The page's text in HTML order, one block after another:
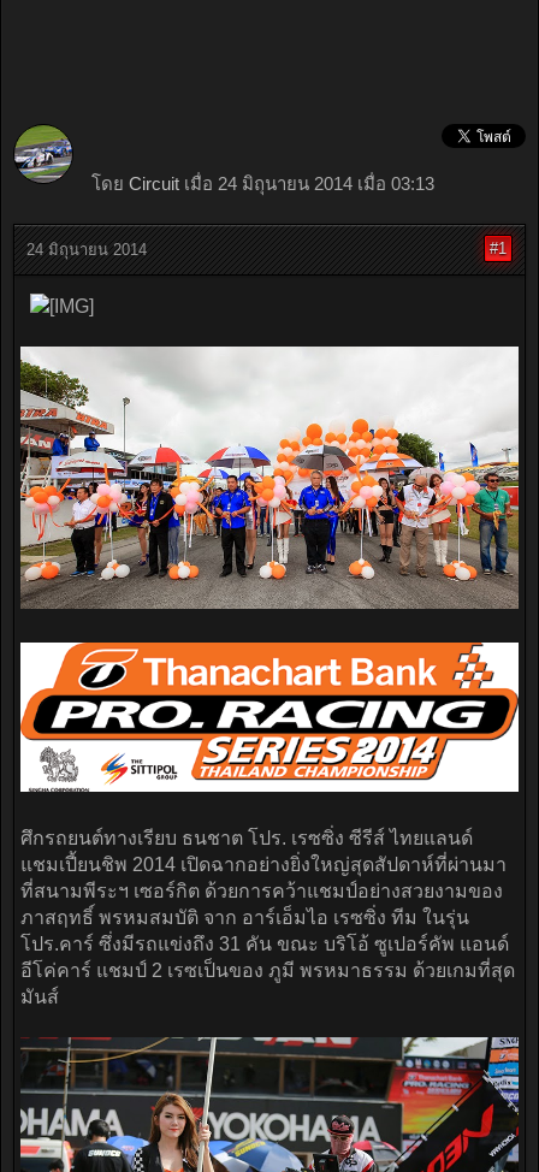
โดย Circuit เมื่อ 24 มิถุนายน 2014 เมื่อ 03:13
24 มิถุนายน 2014 #1
ศึกรถยนต์ทางเรียบ ธนชาต โปร. เรซซิ่ง ซีรีส์ ไทยแลนด์
แชมเปี้ยนชิพ 2014 เปิดฉากอย่างยิ่งใหญ่สุดสัปดาห์ที่ผ่านมา
ที่สนามพีระฯ เซอร์กิต ด้วยการคว้าแชมป์อย่างสวยงามของ
ภาสฤทธิ์ พรหมสมบัติ จาก อาร์เอ็มไอ เรซซิ่ง ทีม ในรุ่น
โปร.คาร์ ซึ่งมีรถแข่งถึง 31 คัน ขณะ บริโอ้ ซูเปอร์คัพ แอนด์
อีโค่คาร์ แชมป์ 2 เรซเป็นของ ภูมี พรหมาธรรม ด้วยเกมที่สุด
มันส์